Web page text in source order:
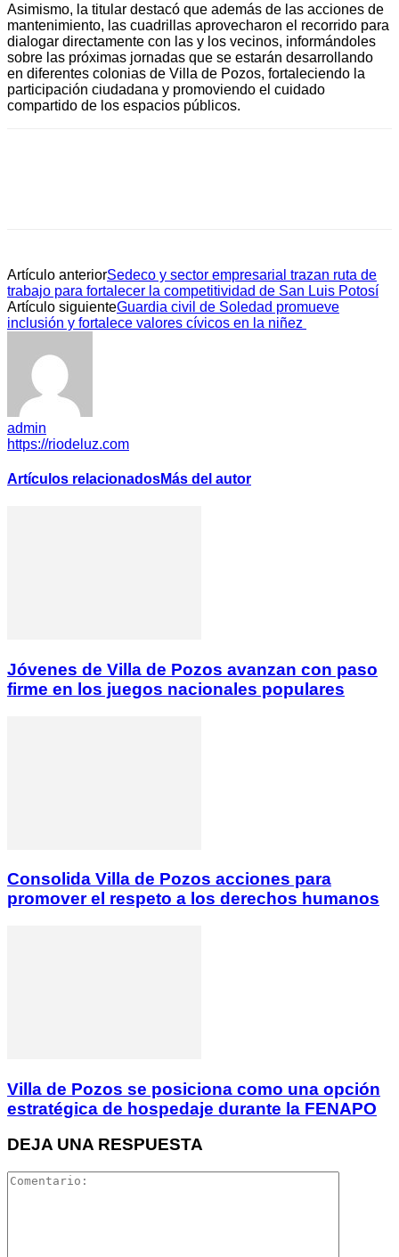
Asimismo, la titular destacó que además de las acciones de
mantenimiento, las cuadrillas aprovecharon el recorrido para
dialogar directamente con las y los vecinos, informándoles
sobre las próximas jornadas que se estarán desarrollando
en diferentes colonias de Villa de Pozos, fortaleciendo la
participación ciudadana y promoviendo el cuidado
compartido de los espacios públicos.
Artículo anteriorSedeco y sector empresarial trazan ruta de
trabajo para fortalecer la competitividad de San Luis Potosí
Artículo siguienteGuardia civil de Soledad promueve
inclusión y fortalece valores cívicos en la niñez
admin
https://riodeluz.com
Artículos relacionadosMás del autor
Jóvenes de Villa de Pozos avanzan con paso
firme en los juegos nacionales populares
Consolida Villa de Pozos acciones para
promover el respeto a los derechos humanos
Villa de Pozos se posiciona como una opción
estratégica de hospedaje durante la FENAPO
DEJA UNA RESPUESTA